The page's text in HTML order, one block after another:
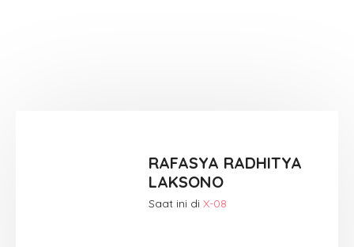
RAFASYA RADHITYA
LAKSONO
Saat ini di X-08